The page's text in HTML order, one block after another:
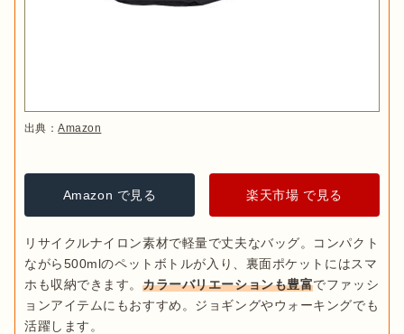
出典：Amazon
Amazon で見る 楽天市場 で見る
リサイクルナイロン素材で軽量で丈夫なバッグ。コンパクト
ながら500mlのペットボトルが入り、裏面ポケットにはスマ
ホも収納できます。カラーバリエーションも豊富でファッシ
ョンアイテムにもおすすめ。ジョギングやウォーキングでも
活躍します。